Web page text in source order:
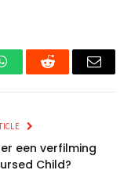
WhatsAppReddit Email
een verfilming
Child?